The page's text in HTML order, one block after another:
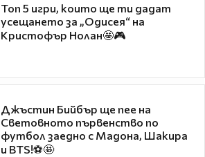
Топ 5 игри, които ще ти дадат
усещането за „Одисея“ на
Кристофър Нолан🤩🎮
Джъстин Бийбър ще пее на
Световното първенство по
футбол заедно с Мадона, Шакира
и BTS!⚽🤩